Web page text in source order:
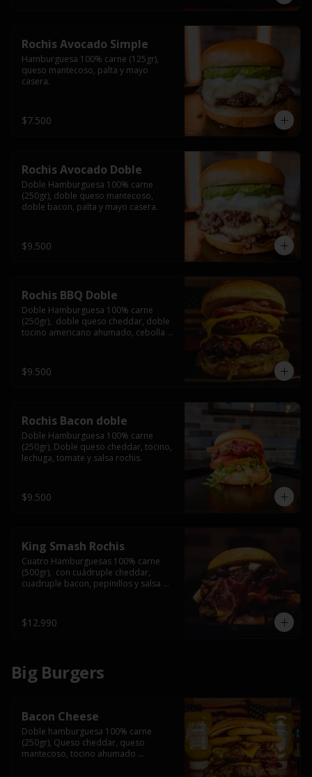
Rochis Avocado Simple
Hamburguesa 100% carne (125gr),
queso mantecoso, palta y mayo
casera.
$7.500
Rochis Avocado Doble
Doble Hamburguesa 100% carne
(250gr), doble queso mantecoso,
doble bacon, palta y mayo casera.
$9.500
Rochis BBQ Doble
Doble Hamburguesa 100% carne
(250gr),  doble queso cheddar, doble
tocino americano ahumado, cebolla
$9.500
Rochis Bacon doble
Doble Hamburguesa 100% carne
(250gr), Doble queso cheddar, tocino,
lechuga, tomate y salsa rochis.
$9.500
King Smash Rochis
Cuatro Hamburguesas 100% carne
(500gr),  con cuádruple cheddar,
cuadruple bacon, pepinillos y salsa
$12.990
Big Burgers
Bacon Cheese
Doble hamburguesa 100% carne
(250gr), Queso cheddar, queso
mantecoso, tocino ahumado